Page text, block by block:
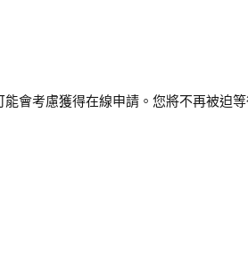
會考慮獲得在線申請。您將不再被迫